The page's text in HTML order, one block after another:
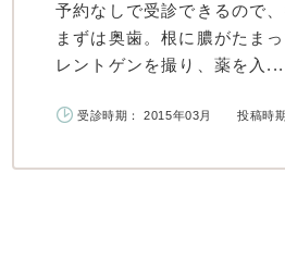
予約なしで受診できるので
まずは奥歯。根に膿がたま
レントゲンを撮り、薬を入...
受診時期： 2015年03月 投稿時